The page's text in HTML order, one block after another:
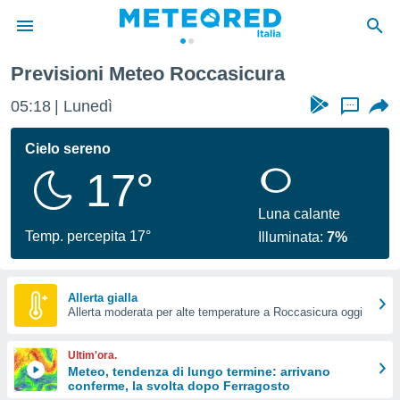
di
per
le
di
Web
le
Previsioni Meteo Roccasicura
05:18 Lunedì ...
Cielo sereno
17°
Temp. percepita 17°
Luna calante
Illuminata:7%
Allerta gialla
Allerta moderata per alte temperature a Roccasicura oggi
Ultim'ora.
Meteo, tendenza di lungo termine: arrivano
conferme, la svolta dopo Ferragosto